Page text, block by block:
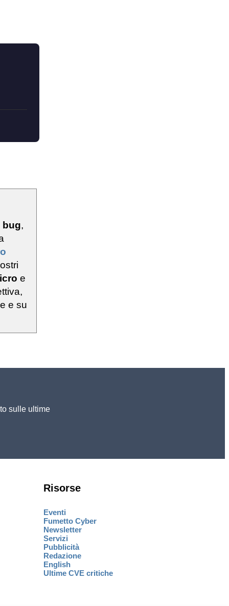
bug,
e
e su
sulle ultime
Risorse
Eventi
Fumetto Cyber
Newsletter
Servizi
Pubblicità
Redazione
English
Ultime CVE critiche